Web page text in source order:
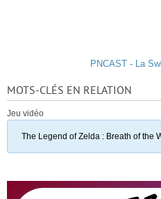
PNCAST - La
MOTS-CLÉS EN RELATION
Jeu vidéo
The Legend of Zelda : Breath of the